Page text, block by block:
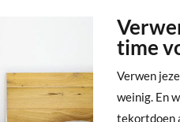
time
Verwen
weinig. En
tekortdoen